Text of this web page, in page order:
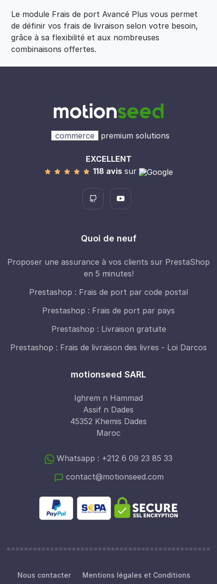
Le module Frais de port Avancé Plus vous permet
de définir vos frais de livraison selon votre besoin,
grâce à sa flexibilité et aux nombreuses
combinaisons offertes.
commerce premium solutions
EXCELLENT
118 avissur
Quoi de neuf
Proposer une assurance à vos clients sur PrestaShop
en 5 minutes!
Prestashop : Frais de port par code postal
Prestashop : Frais de port par pays
Prestashop : Livraison gratuite
Prestashop : Frais de livraison des livres - Loi Darcos
motionseed SARL
Ighrem n Hammad
Assif n Dades
45352 Khemis Dades
Maroc
Whatsapp : +212 6 09 23 85 33
contact@motionseed.com
Nous contacter
Mentions légales et Conditions